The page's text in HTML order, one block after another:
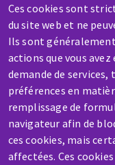
Ces cookies sont
du site web et ne
Ils sont
actions que vous
demande de
préférences en
remplissage de
navigateur afin de
ces cookies, mais
affectées. Ces
Une